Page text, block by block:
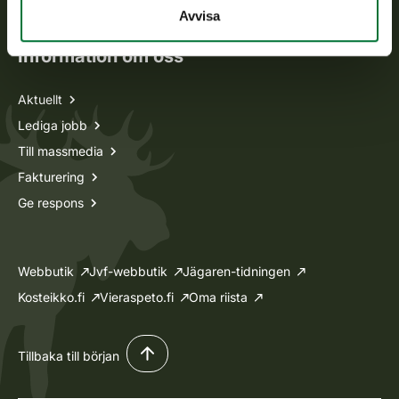
Avvisa
Information om oss
Aktuellt
Lediga jobb
Till massmedia
Fakturering
Ge respons
Webbutik Jvf-webbutik
Jägaren-tidningen
Kosteikko.fi
Vieraspeto.fi Oma riista
Tillbaka till början